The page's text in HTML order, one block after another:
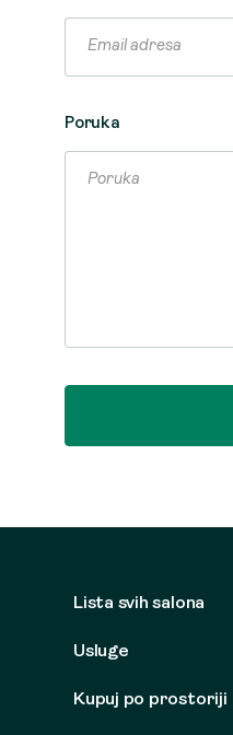
Poruka
Lista svih salona
Usluge
Kupuj po prostoriji